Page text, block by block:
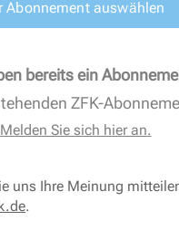
Abonnement auswählen
bereits ein
ZFK-
Melden Sie sich hier an.
uns Ihre Meinung
.